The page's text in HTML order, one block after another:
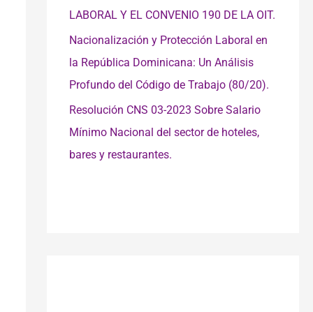
LABORAL Y EL CONVENIO 190 DE LA OIT.
Nacionalización y Protección Laboral en
la República Dominicana: Un Análisis
Profundo del Código de Trabajo (80/20).
Resolución CNS 03-2023 Sobre Salario
Mínimo Nacional del sector de hoteles,
bares y restaurantes.